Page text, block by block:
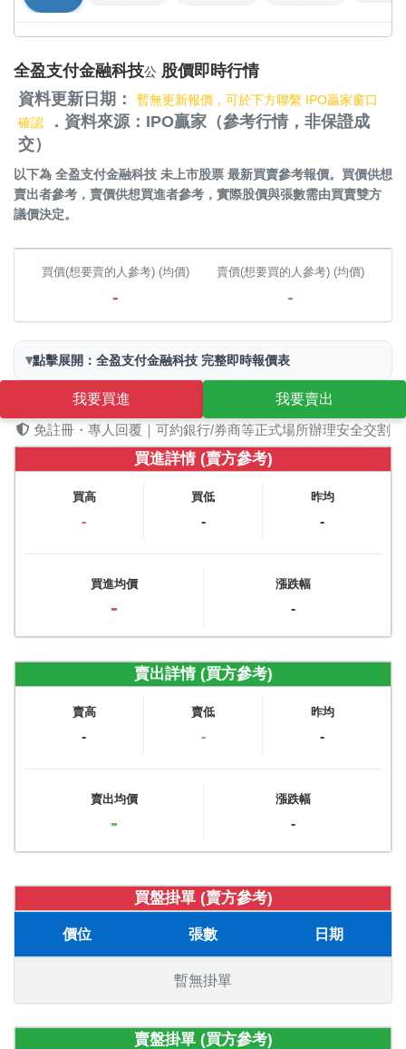
全盈支付金融科技公 股價即時行情
資料更新日期：
暫無更新報價，可於下方聯繫 IPO贏家窗口
確認
．資料來源：IPO贏家（參考行情，非保證成
交）
以下為 全盈支付金融科技 未上市股票 最新買賣參考報價。買價供想
賣出者參考，賣價供想買進者參考，實際股價與張數需由買賣雙方
議價決定。
買價(想要賣的人參考) (均價)
-
賣價(想要買的人參考) (均價)
-
▾點擊展開：全盈支付金融科技 完整即時報價表
我要買進
我要賣出
免註冊・專人回覆｜可約銀行/券商等正式場所辦理安全交割
買進詳情 (賣方參考)
買高
-
買低
-
昨均
-
買進均價
-
漲跌幅
-
賣出詳情 (買方參考)
賣高
-
賣低
-
昨均
-
賣出均價
-
漲跌幅
-
買盤掛單 (賣方參考)
價位 張數 日期
暫無掛單
賣盤掛單 (買方參考)